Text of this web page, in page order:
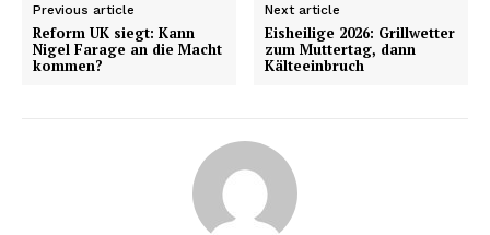
Previous article
Reform UK siegt: Kann
Nigel Farage an die Macht
kommen?
Next article
Eisheilige 2026: Grillwetter
zum Muttertag, dann
Kälteeinbruch